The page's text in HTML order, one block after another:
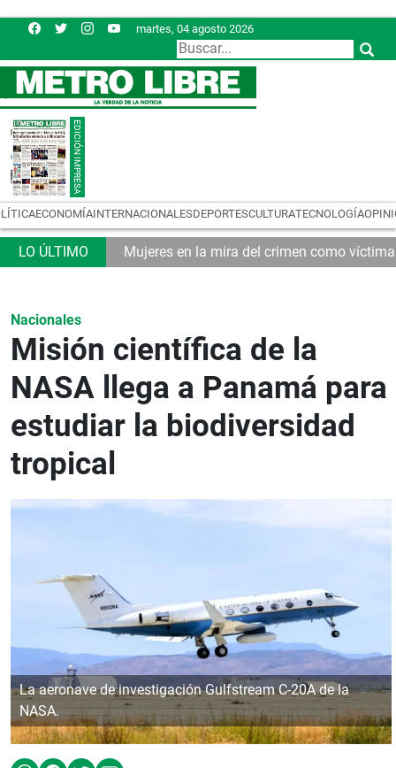
martes, 04 agosto 2026
ECONOMÍAINTERNACIONALESDEPORTESCULTURATECNOLOGÍA
tributario Mujeres en la mira del crimen como
Nacionales
Misión científica de la
NASA llega a Panamá para
estudiar la biodiversidad
tropical
La aeronave de investigación Gulfstream C-20A de la
NASA.